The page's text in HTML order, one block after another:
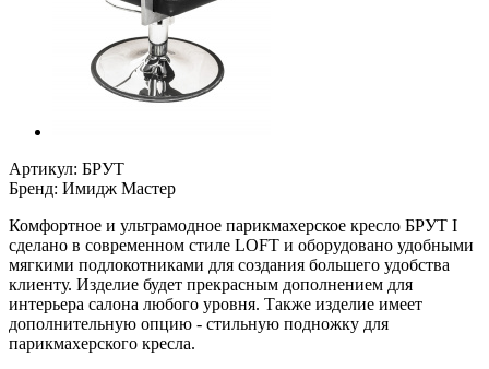
Артикул: БРУТ
Бренд: Имидж Мастер
Комфортное и ультрамодное парикмахерское кресло БРУТ I
сделано в современном стиле LOFT и оборудовано удобными
мягкими подлокотниками для создания большего удобства
клиенту. Изделие будет прекрасным дополнением для
интерьера салона любого уровня. Также изделие имеет
дополнительную опцию - стильную подножку для
парикмахерского кресла.